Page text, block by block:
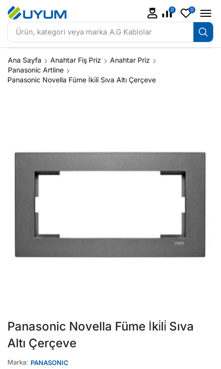
Ürün, kategori veya marka A.G Kablolar
0 0
Ana Sayfa Anahtar Fiş Priz
Anahtar Priz
Panasonic Artline
Panasonic Novella Füme İki̇li̇ Sıva Altı Çerçeve
Panasonic Novella Füme İki̇li̇ Sıva
Altı Çerçeve
Marka: PANASONIC